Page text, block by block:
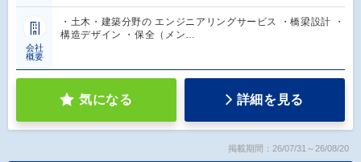
会社
概要
・土木・建築分野の エンジニアリングサービス ・橋梁設計 ・
構造デザイン ・保全（メン…
気になる 詳細を見る
掲載期間：26/07/31～26/08/20